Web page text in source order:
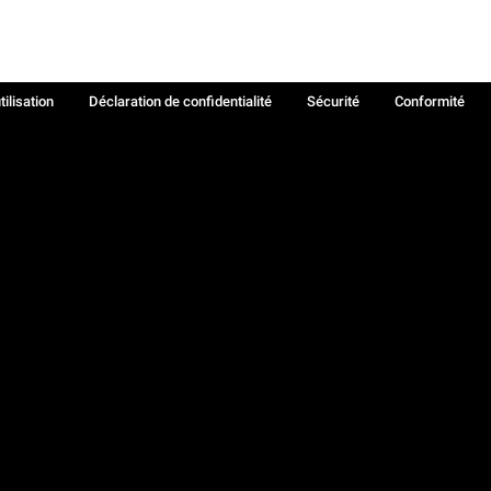
Déclaration de confidentialité Sécurité
Conformité